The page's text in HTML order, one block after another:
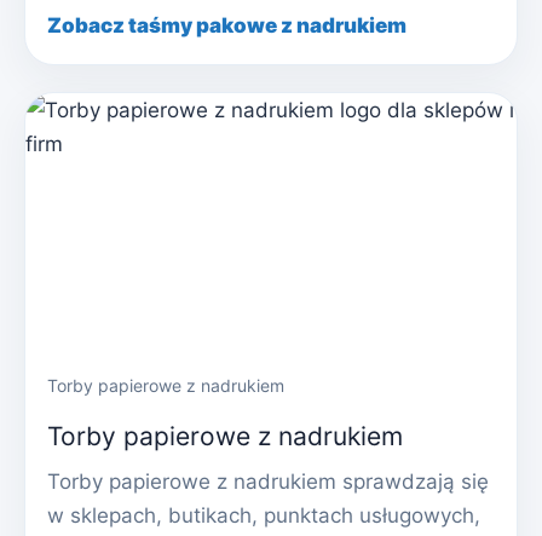
Zobacz taśmy pakowe z nadrukiem
Torby papierowe z nadrukiem
Torby papierowe z nadrukiem
Torby papierowe z nadrukiem sprawdzają się
w sklepach, butikach, punktach usługowych,